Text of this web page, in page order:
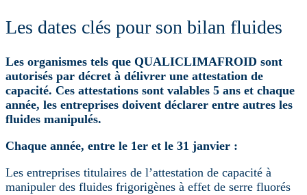
Les dates clés pour son bilan fluides
Les organismes tels que QUALICLIMAFROID sont
autorisés par décret à délivrer une attestation de
capacité. Ces attestations sont valables 5 ans et chaque
année, les entreprises doivent déclarer entre autres les
fluides manipulés.
Chaque année, entre le 1er et le 31 janvier :
Les entreprises titulaires de l’attestation de capacité à
manipuler des fluides frigorigènes à effet de serre fluorés